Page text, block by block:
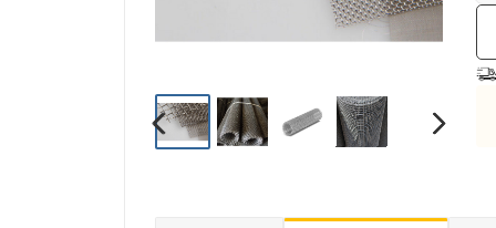
Цветной металлопрокат